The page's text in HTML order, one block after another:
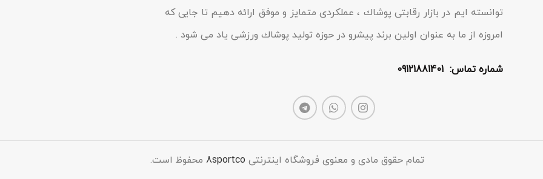
توانسته ایم در بازار رقابتى پوشاك ، عملکردى متمایز و موفق ارائه دهیم تا جایى که
امروزه از ما به عنوان اولین برند پیشرو در حوزه تولید پوشاك ورزشی یاد مى شود .
شماره تماس: 09121881401
تمام حقوق مادی و معنوی فروشگاه اینترنتی 8sportco محفوظ است.